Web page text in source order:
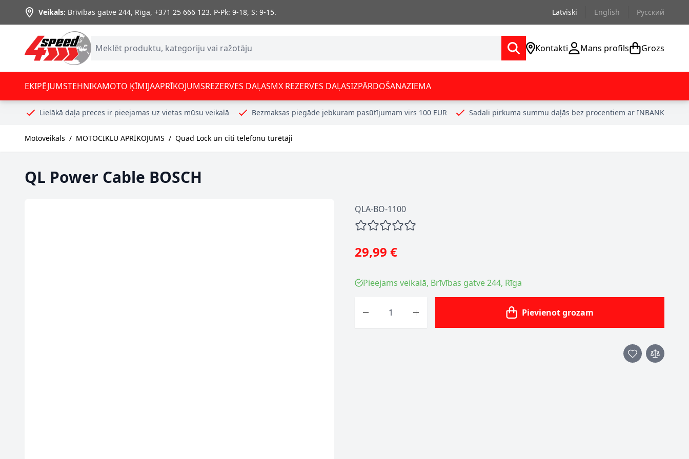
Skip to Content
Veikals: Brīvības gatve 244, Rīga, +371 25 666 123. P-Pk: 9-18, S: 9-15. Latviski English Русский
Kontakti Mans profils Grozs
EKIPĒJUMSTEHNIKAMOTO ĶĪMIJAAPRĪKOJUMSREZERVES DAĻASMX REZERVES DAĻASIZPĀRDOŠANAZIEMA
Lielākā daļa preces ir pieejamas uz vietas mūsu veikalā Bezmaksas piegāde jebkuram pasūtījumam virs 100 EUR Sadali pirkuma summu daļās bez procentiem ar INBANK
Motoveikals / MOTOCIKLU APRĪKOJUMS / Quad Lock un citi telefonu turētāji
QL Power Cable BOSCH
QLA-BO-1100
29,99 €
Pieejams veikalā, Brīvības gatve 244, Rīga
Pievienot grozam